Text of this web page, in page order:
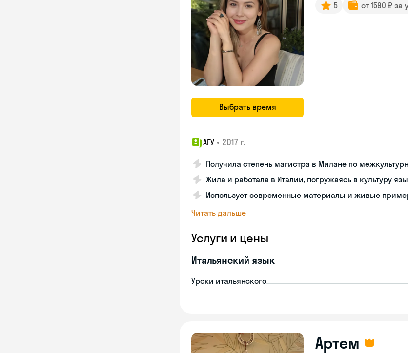
Выбрать время
5 от 1590 ₽ за
АГУ • 2017 г.
Получила степень магистра в Милане по
Жила и работала в Италии, погружаясь в культуру
Использует современные материалы и живые
Читать дальше
Услуги и цены
Итальянский язык
Уроки итальянского
Артем